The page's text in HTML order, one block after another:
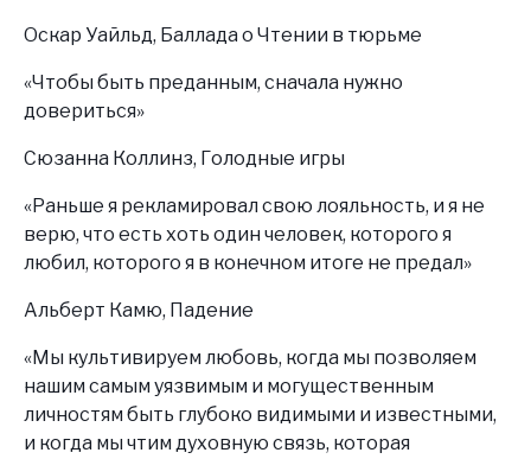
Оскар Уайльд, Баллада о Чтении в тюрьме
«Чтобы быть преданным, сначала нужно
довериться»
Сюзанна Коллинз, Голодные игры
«Раньше я рекламировал свою лояльность, и я не
верю, что есть хоть один человек, которого я
любил, которого я в конечном итоге не предал»
Альберт Камю, Падение
«Мы культивируем любовь, когда мы позволяем
нашим самым уязвимым и могущественным
личностям быть глубоко видимыми и известными,
и когда мы чтим духовную связь, которая